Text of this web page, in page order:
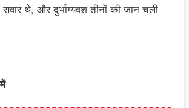
सवार थे, और दुर्भाग्यवश तीनों की जान चली